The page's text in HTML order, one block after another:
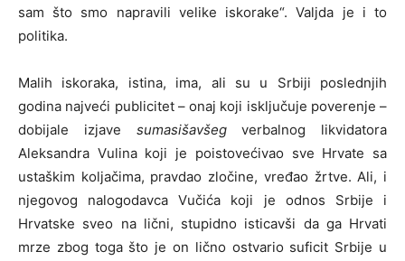
sam što smo napravili velike iskorake“. Valjda je i to
politika.
Malih iskoraka, istina, ima, ali su u Srbiji poslednjih
godina najveći publicitet – onaj koji isključuje poverenje –
dobijale izjave sumasišavšegverbalnog likvidatora
Aleksandra Vulina koji je poistovećivao sve Hrvate sa
ustaškim koljačima, pravdao zločine, vređao žrtve. Ali, i
njegovog nalogodavca Vučića koji je odnos Srbije i
Hrvatske sveo na lični, stupidno isticavši da ga Hrvati
mrze zbog toga što je on lično ostvario suficit Srbije u